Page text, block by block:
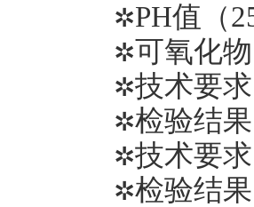
✲PH值（
✲可氧化
✲技术要
✲检验结
✲技术要
✲检验结